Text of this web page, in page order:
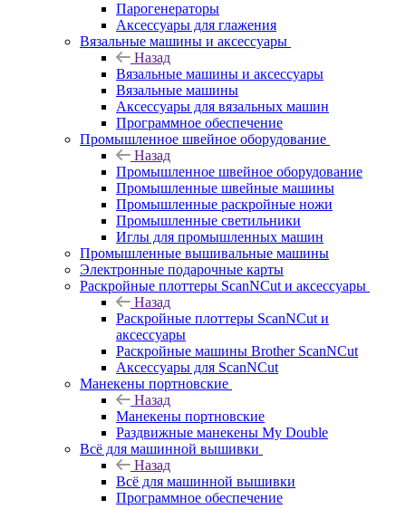
Парогенераторы
Аксессуары для глажения
Вязальные машины и аксессуары
Назад
Вязальные машины и аксессуары
Вязальные машины
Аксессуары для вязальных машин
Программное обеспечение
Промышленное швейное оборудование
Назад
Промышленное швейное оборудование
Промышленные швейные машины
Промышленные раскройные ножи
Промышленные светильники
Иглы для промышленных машин
Промышленные вышивальные машины
Электронные подарочные карты
Раскройные плоттеры ScanNCut и аксессуары
Назад
Раскройные плоттеры ScanNCut и
аксессуары
Раскройные машины Brother ScanNCut
Аксессуары для ScanNCut
Манекены портновские
Назад
Манекены портновские
Раздвижные манекены My Double
Всё для машинной вышивки
Назад
Всё для машинной вышивки
Программное обеспечение